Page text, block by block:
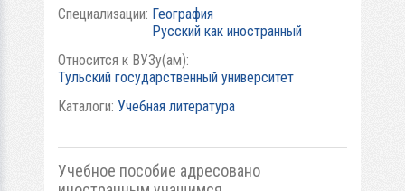
Специализации: География
Русский как иностранный
Относится к ВУЗу(ам):
Тульский государственный университет
Каталоги: Учебная литература
Учебное пособие адресовано